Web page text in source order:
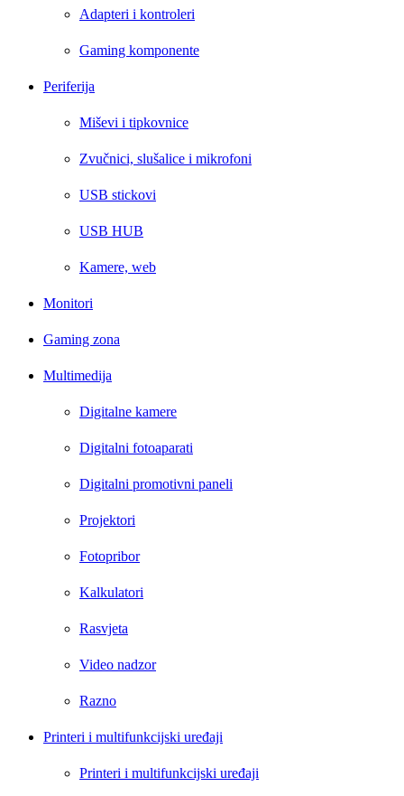
Adapteri i kontroleri
Gaming komponente
Periferija
Miševi i tipkovnice
Zvučnici, slušalice i mikrofoni
USB stickovi
USB HUB
Kamere, web
Monitori
Gaming zona
Multimedija
Digitalne kamere
Digitalni fotoaparati
Digitalni promotivni paneli
Projektori
Fotopribor
Kalkulatori
Rasvjeta
Video nadzor
Razno
Printeri i multifunkcijski uređaji
Printeri i multifunkcijski uređaji